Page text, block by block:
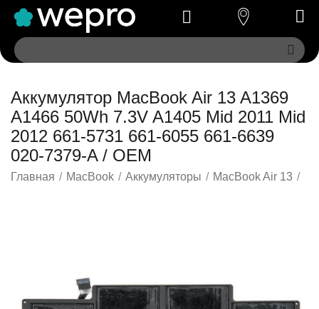
Аккумулятор MacBook Air 13 A1369
A1466 50Wh 7.3V A1405 Mid 2011 Mid
2012 661-5731 661-6055 661-6639
020-7379-A / OEM
Главная / MacBook / Аккумуляторы / MacBook Air 13 /